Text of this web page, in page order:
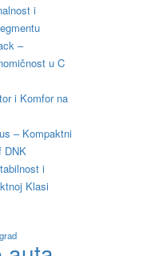
i
–
u C
i Komfor na
– Kompaktni
DNK
i
Klasi